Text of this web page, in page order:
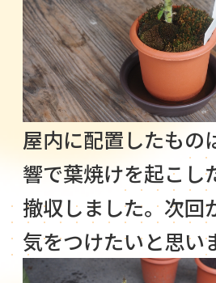
屋内に配置したもの
響で葉焼けを起こし
撤収しました。次回
気をつけたいと思い